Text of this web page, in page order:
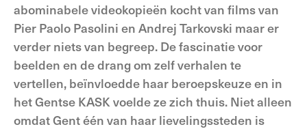
abominabele videokopieën kocht van films van
Pier Paolo Pasolini en Andrej Tarkovski maar er
verder niets van begreep. De fascinatie voor
beelden en de drang om zelf verhalen te
vertellen, beïnvloedde haar beroepskeuze en in
het Gentse KASK voelde ze zich thuis. Niet alleen
omdat Gent één van haar lievelingssteden is